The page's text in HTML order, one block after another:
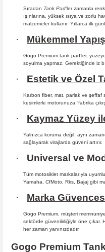
Sıradan Tank Pad’ler zamanla
ışınlarına, yüksek ısıya ve zorlu
malzemeler kullanır. Yıllarca ilk
· Mükemmel
Gogo Premium tank pad’ler,
soyulma yapmaz. Gerektiğinde iz
· Estetik ve Özel
Karbon fiber, mat, parlak ve şeffaf
kesimlerle motorunuza “fabrika
· Kaymaz Yüzey
Yalnızca koruma değil, aynı
sağlayarak virajlarda güveni artırır.
· Universal ve
Tüm motosiklet markalarıyla
Yamaha, CfMoto, Rks, Bajaj gibi
· Marka
Gogo Premium, müşteri
sektörde güvenilirliğiyle öne çıkar.
her zaman yanınızdadır.
Gogo Premium